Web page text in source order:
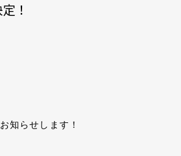
！
知らせします！